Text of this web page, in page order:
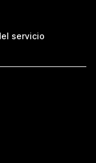
servicio